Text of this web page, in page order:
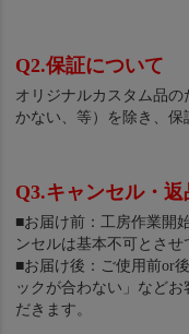
Q2.保証について
オリジナルカスタム品
かない、等）を除き、保
Q3.キャンセル・
■お届け前：工房作業開
ンセルは基本不可とさせ
■お届け後：ご使用前or
ックが合わない」など
だきます。